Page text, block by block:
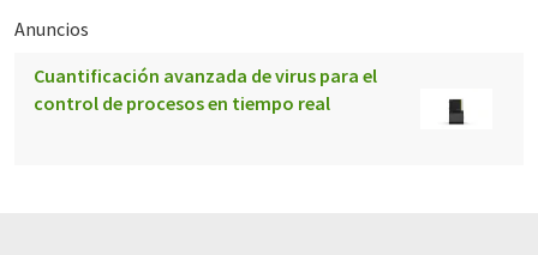
Anuncios
Cuantificación avanzada de virus para el
control de procesos en tiempo real